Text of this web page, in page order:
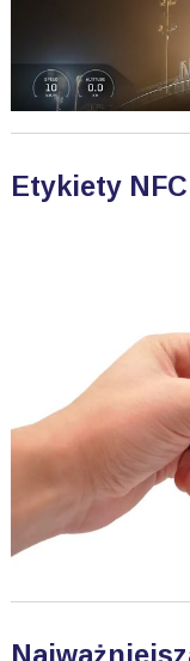
Etykiety